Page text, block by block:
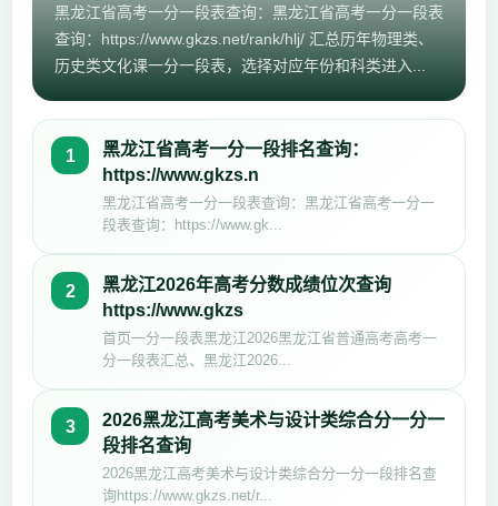
黑龙江省高考一分一段表查询：黑龙江省高考一分一段表
查询：https://www.gkzs.net/rank/hlj/ 汇总历年物理类、
历史类文化课一分一段表，选择对应年份和科类进入...
1
黑龙江省高考一分一段排名查询：
https://www.gkzs.n
黑龙江省高考一分一段表查询：黑龙江省高考一分一
段表查询：https://www.gk...
2
黑龙江2026年高考分数成绩位次查询
https://www.gkzs
首页一分一段表黑龙江2026黑龙江省普通高考高考一
分一段表汇总、黑龙江2026...
3
2026黑龙江高考美术与设计类综合分一分一
段排名查询
2026黑龙江高考美术与设计类综合分一分一段排名查
询https://www.gkzs.net/r...